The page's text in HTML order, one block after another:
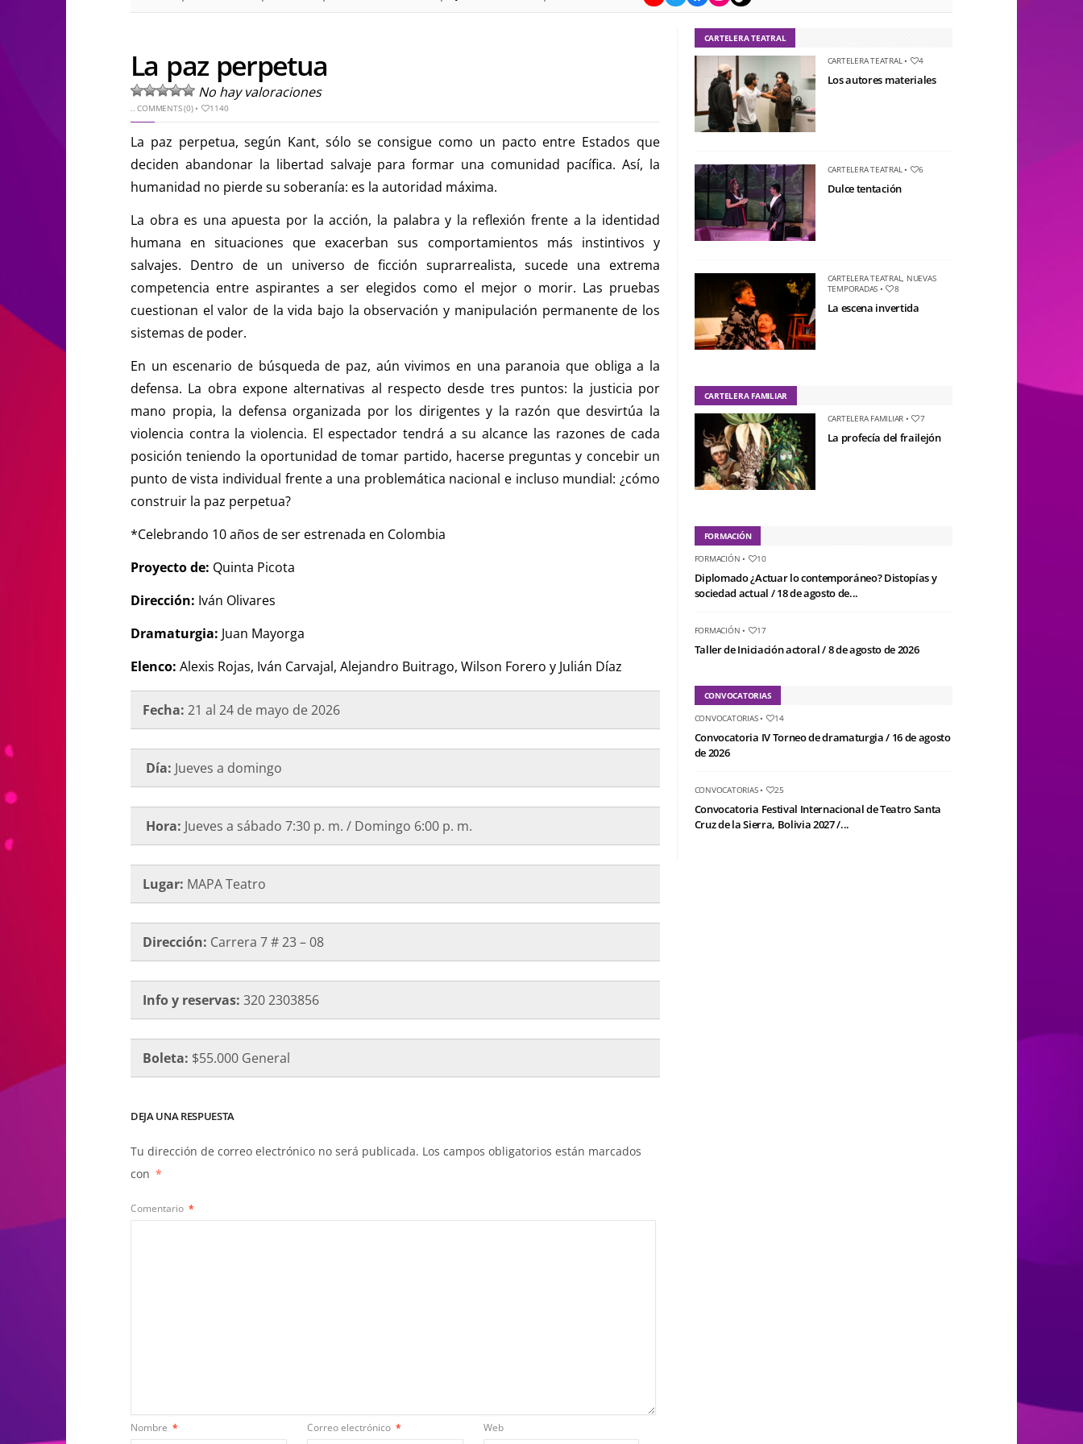
La paz perpetua
No hay valoraciones
..COMMENTS (0)• 1140
La paz perpetua, según Kant, sólo se consigue como un pacto entre Estados que
deciden abandonar la libertad salvaje para formar una comunidad pacífica. Así, la
humanidad no pierde su soberanía: es la autoridad máxima.
La obra es una apuesta por la acción, la palabra y la reflexión frente a la identidad
humana en situaciones que exacerban sus comportamientos más instintivos y
salvajes. Dentro de un universo de ficción suprarrealista, sucede una extrema
competencia entre aspirantes a ser elegidos como el mejor o morir. Las pruebas
cuestionan el valor de la vida bajo la observación y manipulación permanente de los
sistemas de poder.
En un escenario de búsqueda de paz, aún vivimos en una paranoia que obliga a la
defensa. La obra expone alternativas al respecto desde tres puntos: la justicia por
mano propia, la defensa organizada por los dirigentes y la razón que desvirtúa la
violencia contra la violencia. El espectador tendrá a su alcance las razones de cada
posición teniendo la oportunidad de tomar partido, hacerse preguntas y concebir un
punto de vista individual frente a una problemática nacional e incluso mundial: ¿cómo
construir la paz perpetua?
*Celebrando 10 años de ser estrenada en Colombia
Proyecto de: Quinta Picota
Dirección: Iván Olivares
Dramaturgia: Juan Mayorga
Elenco: Alexis Rojas, Iván Carvajal, Alejandro Buitrago, Wilson Forero y Julián Díaz
Fecha: 21 al 24 de mayo de 2026
Día: Jueves a domingo
Hora: Jueves a sábado 7:30 p. m. / Domingo 6:00 p. m.
Lugar: MAPA Teatro
Dirección: Carrera 7 # 23 – 08
Info y reservas: 320 2303856
Boleta: $55.000 General
DEJA UNA RESPUESTA
Tu dirección de correo electrónico no será publicada. Los campos obligatorios están marcados
con *
Comentario *
Nombre * Correo electrónico * Web
CARTELERA TEATRAL
CARTELERA TEATRAL• 4
Los autores materiales
CARTELERA TEATRAL• 6
Dulce tentación
CARTELERA TEATRAL, NUEVAS
TEMPORADAS • 8
La escena invertida
CARTELERA FAMILIAR
CARTELERA FAMILIAR • 7
La profecía del frailejón
FORMACIÓN
FORMACIÓN • 10
Diplomado ¿Actuar lo contemporáneo? Distopías y
sociedad actual / 18 de agosto de...
FORMACIÓN • 17
Taller de Iniciación actoral / 8 de agosto de 2026
CONVOCATORIAS
CONVOCATORIAS• 14
Convocatoria IV Torneo de dramaturgia / 16 de agosto
de 2026
CONVOCATORIAS• 25
Convocatoria Festival Internacional de Teatro Santa
Cruz de la Sierra, Bolivia 2027 /...